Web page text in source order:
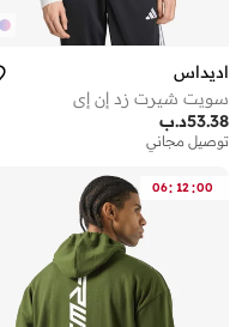
اديداس
سويت شيرت زد إن إي
د.ب53.38
توصيل مجاني
06: 12 :00